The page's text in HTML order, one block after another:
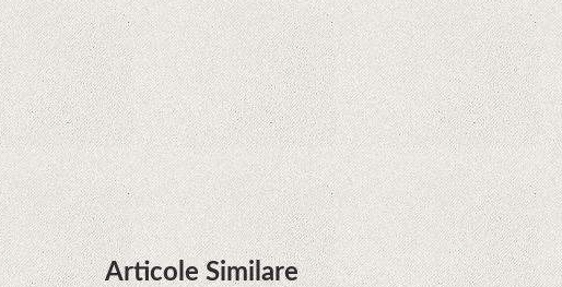
cu procesoare Kirin
Huawei P50 primeşte o posibilă
dată de lansare şi e mai curând
decât credeam; Are cameră
telephoto cu zoom optic variabil
Articole Similare